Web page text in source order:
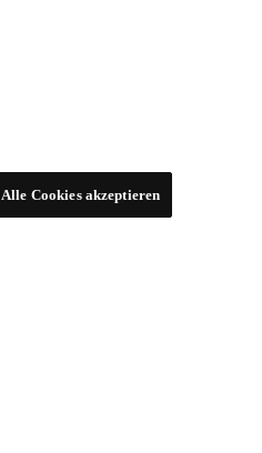
Alle Cookies akzeptieren